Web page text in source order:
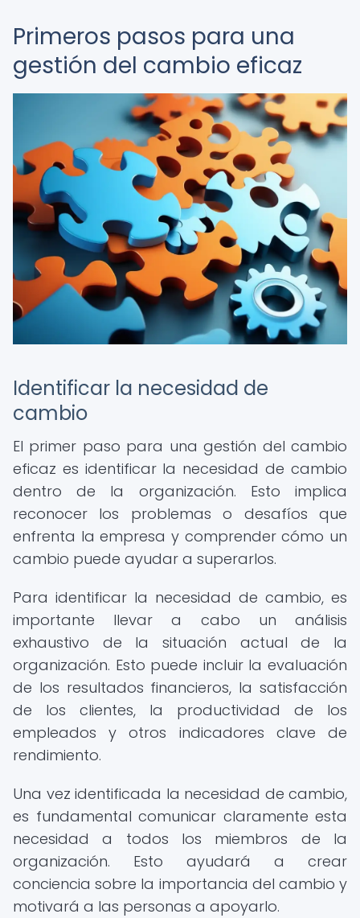
Primeros pasos para una
gestión del cambio eficaz
Identificar la necesidad de
cambio
El primer paso para una gestión del cambio
eficaz es identificar la necesidad de cambio
dentro de la organización. Esto implica
reconocer los problemas o desafíos que
enfrenta la empresa y comprender cómo un
cambio puede ayudar a superarlos.
Para identificar la necesidad de cambio, es
importante llevar a cabo un análisis
exhaustivo de la situación actual de la
organización. Esto puede incluir la evaluación
de los resultados financieros, la satisfacción
de los clientes, la productividad de los
empleados y otros indicadores clave de
rendimiento.
Una vez identificada la necesidad de cambio,
es fundamental comunicar claramente esta
necesidad a todos los miembros de la
organización. Esto ayudará a crear
conciencia sobre la importancia del cambio y
motivará a las personas a apoyarlo.